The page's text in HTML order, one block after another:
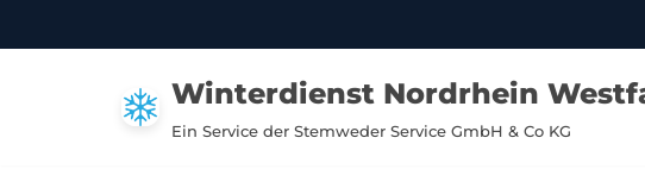
Winterdienst Nordrhein
Ein Service der Stemweder Service GmbH & Co KG